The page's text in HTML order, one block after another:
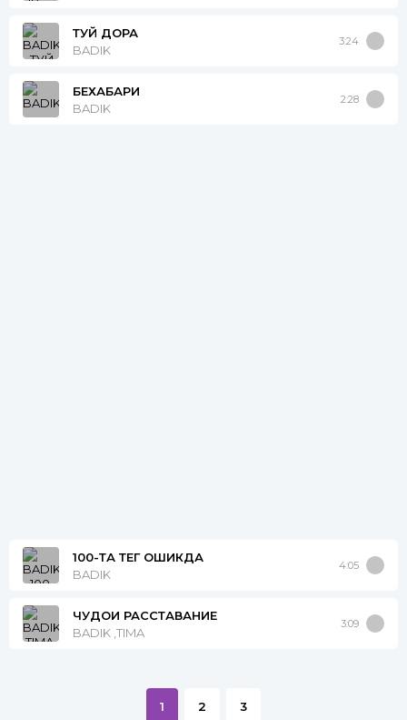
ТУЙ ДОРА
BADIK
3:24
БЕХАБАРИ
BADIK
2:28
100-ТА ТЕГ ОШИКДА
BADIK
4:05
ЧУДОИ РАССТАВАНИЕ
BADIK ,TIMA
3:09
1 2 3